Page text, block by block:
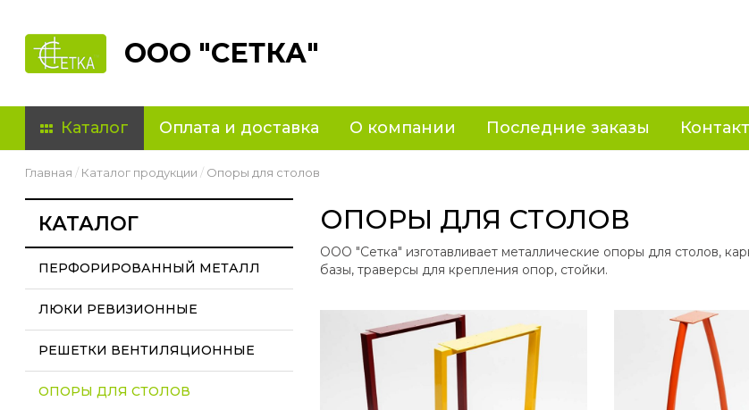
ООО "СЕТКА"
Каталог Оплата и доставка О компании Последние заказы
Главная Каталог продукции Опоры для столов
КАТАЛОГ
ПЕРФОРИРОВАННЫЙ МЕТАЛЛ
ЛЮКИ РЕВИЗИОННЫЕ
РЕШЕТКИ ВЕНТИЛЯЦИОННЫЕ
ОПОРЫ ДЛЯ СТОЛОВ
ОПОРЫ ДЛЯ СТОЛОВ
ООО "Сетка" изготавливает металлические опоры для столов,
базы, траверсы для крепления опор, стойки.